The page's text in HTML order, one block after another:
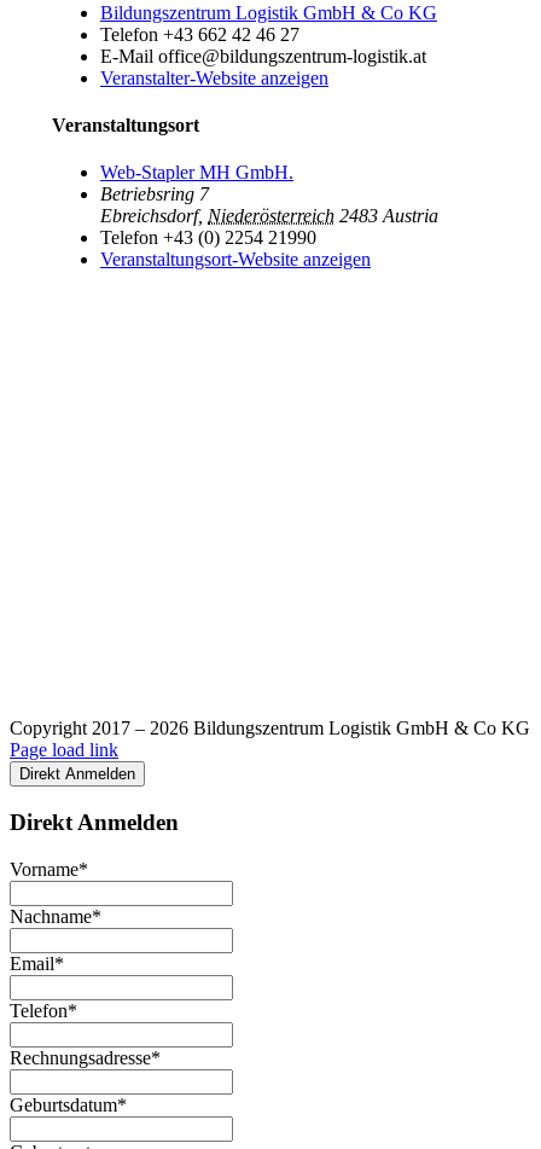
Bildungszentrum Logistik GmbH & Co KG
Telefon +43 662 42 46 27
E-Mail office@bildungszentrum-logistik.at
Veranstalter-Website anzeigen
Veranstaltungsort
Web-Stapler MH GmbH.
Betriebsring 7
Ebreichsdorf, Niederösterreich 2483 Austria
Telefon +43 (0) 2254 21990
Veranstaltungsort-Website anzeigen
Copyright 2017 – 2026 Bildungszentrum Logistik GmbH & Co KG
Facebook
E-
Mail
Page load link
Direkt Anmelden
Direkt Anmelden
Vorname*
Nachname*
Email*
Telefon*
Rechnungsadresse*
Geburtsdatum*